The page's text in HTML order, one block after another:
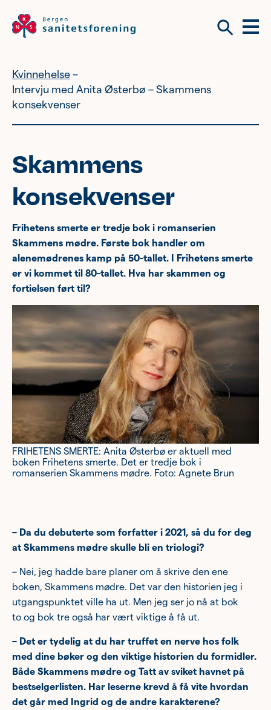
Meny
Vil du bli frivillig?
Vil du bli frivillig?
Bli medlem
Nyhetsbrev
Kvinnehelse
Ung
Eldre
Om oss
Siste nytt
Samarbeid
Våre ideelle virksomheter
Kvinnehelse
Intervju med Anita Østerbø – Skammens
konsekvenser
Skammens
konsekvenser
Frihetens smerte er tredje bok i romanserien
Skammens mødre. Første bok handler om
alenemødrenes kamp på 50-tallet. I Frihetens smerte
er vi kommet til 80-tallet. Hva har skammen og
fortielsen ført til?
FRIHETENS SMERTE: Anita Østerbø er aktuell med
boken Frihetens smerte. Det er tredje bok i
romanserien Skammens mødre. Foto: Agnete Brun
– Da du debuterte som forfatter i 2021, så du for deg
at Skammens mødre skulle bli en triologi?
– Nei, jeg hadde bare planer om å skrive den ene
boken, Skammens mødre. Det var den historien jeg i
utgangspunktet ville ha ut. Men jeg ser jo nå at bok
to og bok tre også har vært viktige å få ut.
– Det er tydelig at du har truffet en nerve hos folk
med dine bøker og den viktige historien du formidler.
Både Skammens mødre og Tatt av sviket havnet på
bestselgerlisten. Har leserne krevd å få vite hvordan
det går med Ingrid og de andre karakterene?